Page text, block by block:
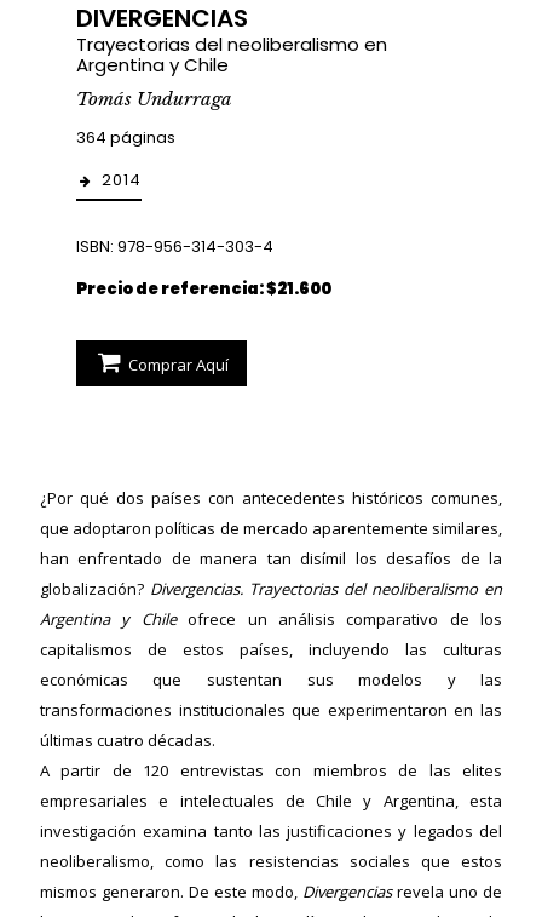
DIVERGENCIAS
Trayectorias del neoliberalismo en
Argentina y Chile
Tomás Undurraga
364 páginas
2014
ISBN: 978-956-314-303-4
Precio de referencia: $21.600
Comprar Aquí
¿Por qué dos países con antecedentes históricos comunes,
que adoptaron políticas de mercado aparentemente similares,
han enfrentado de manera tan disímil los desafíos de la
globalización? Divergencias. Trayectorias del neoliberalismo en
Argentina y Chileofrece un análisis comparativo de los
capitalismos de estos países, incluyendo las culturas
económicas que sustentan sus modelos y las
transformaciones institucionales que experimentaron en las
últimas cuatro décadas.
A partir de 120 entrevistas con miembros de las elites
empresariales e intelectuales de Chile y Argentina, esta
investigación examina tanto las justificaciones y legados del
neoliberalismo, como las resistencias sociales que estos
mismos generaron. De este modo, Divergenciasrevela uno de